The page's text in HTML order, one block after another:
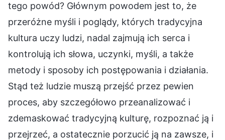
tego powód? Głównym powodem jest to, że
przeróżne myśli i poglądy, których tradycyjna
kultura uczy ludzi, nadal zajmują ich serca i
kontrolują ich słowa, uczynki, myśli, a także
metody i sposoby ich postępowania i działania.
Stąd też ludzie muszą przejść przez pewien
proces, aby szczegółowo przeanalizować i
zdemaskować tradycyjną kulturę, rozpoznać ją i
przejrzeć, a ostatecznie porzucić ją na zawsze, i